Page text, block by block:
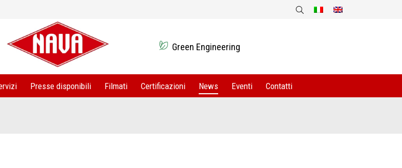
Green Engineering
Presse disponibili Filmati Certificazioni News Eventi Contatti